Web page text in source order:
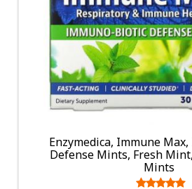
Enzymedica, Immune
Defense Mints, Fresh
Mints